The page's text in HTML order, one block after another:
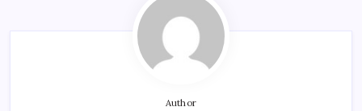
Author